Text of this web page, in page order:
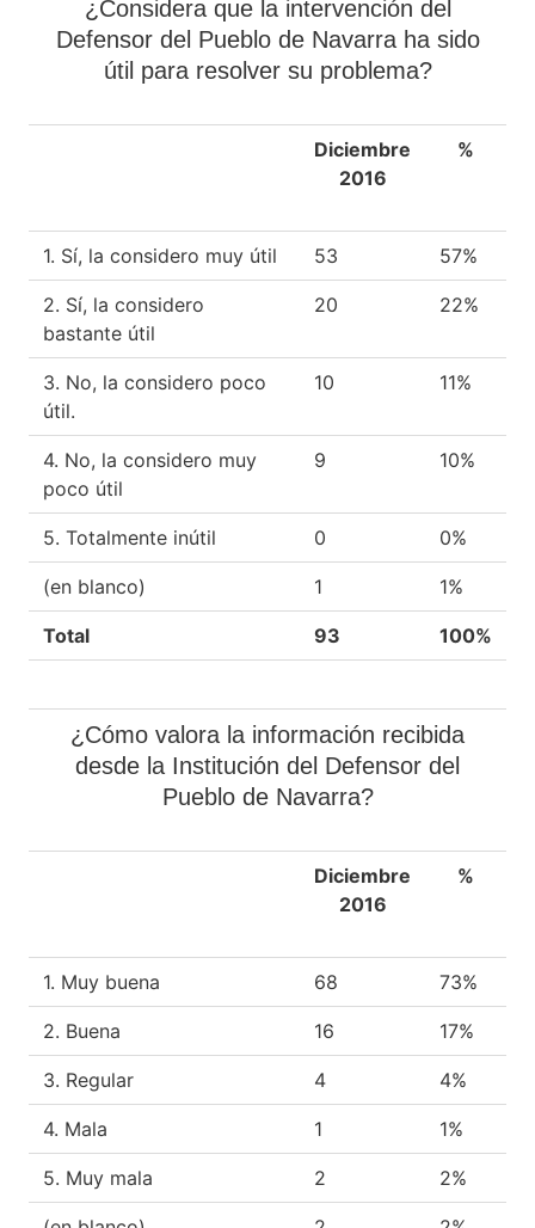
¿Considera que la intervención del
Defensor del Pueblo de Navarra ha sido
útil para resolver su problema?
Diciembre
2016
%
1. Sí, la considero muy útil 53 57%
2. Sí, la considero
bastante útil
20 22%
3. No, la considero poco
útil.
10 11%
4. No, la considero muy
poco útil
9 10%
5. Totalmente inútil 0 0%
(en blanco) 1 1%
Total 93 100%
¿Cómo valora la información recibida
desde la Institución del Defensor del
Pueblo de Navarra?
Diciembre
2016
%
1. Muy buena 68 73%
2. Buena 16 17%
3. Regular 4 4%
4. Mala 1 1%
5. Muy mala 2 2%